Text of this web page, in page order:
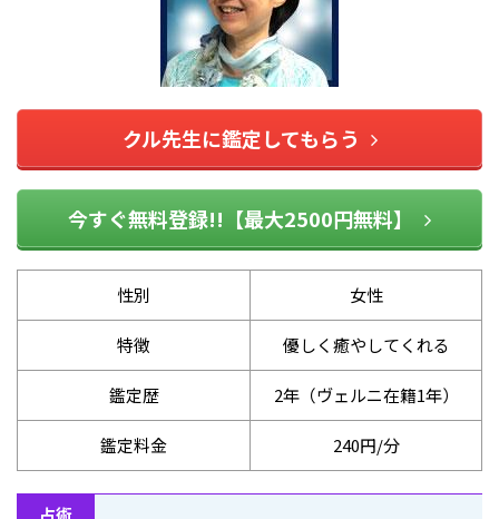
クル先生に鑑定してもらう
今すぐ無料登録!!【最大2500円無料】
性別 女性
特徴 優しく癒やしてくれる
鑑定歴 2年（ヴェルニ在籍1年）
鑑定料金 240円/分